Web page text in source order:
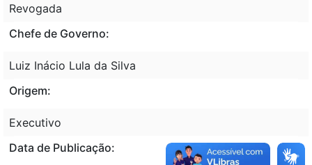
Revogada
Chefe de Governo:
Luiz Inácio Lula da Silva
Origem:
Executivo
Data de Publicação: